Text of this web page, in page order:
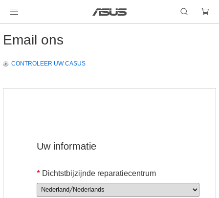
Email ons
CONTROLEER UW CASUS
Uw informatie
* Dichtstbijzijnde reparatiecentrum